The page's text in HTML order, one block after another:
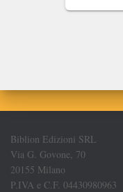
Biblion Edizioni SRL
Via G. Govone, 70
20155 Milano
P.IVA e C.F. 04430980963